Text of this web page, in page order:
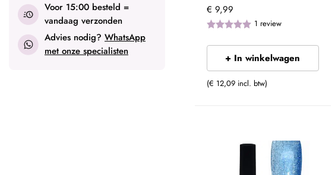
€ 9,99
1 review
+ In winkelwagen
(€ 12,09 incl. btw)
Voor 15:00 besteld =
vandaag verzonden
Advies nodig? WhatsApp
met onze specialisten